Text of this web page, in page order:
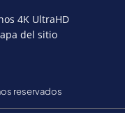
4K UltraHD
del sitio
reservados